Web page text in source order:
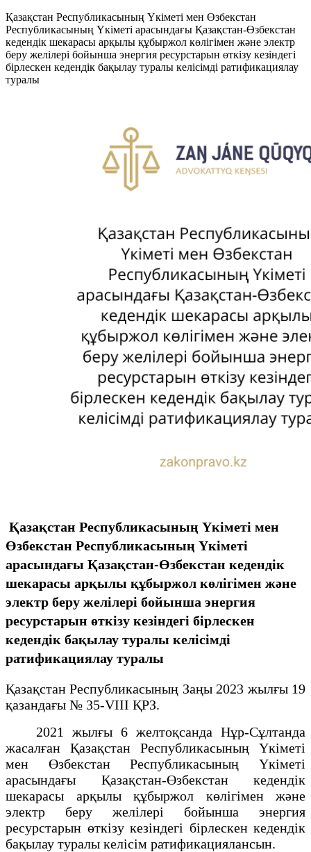
Қазақстан Республикасының Үкіметі мен Өзбекстан
Республикасының Үкіметі арасындағы Қазақстан-Өзбекстан
кедендік шекарасы арқылы құбыржол көлігімен және электр
беру желілері бойынша энергия ресурстарын өткізу кезіндегі
бірлескен кедендік бақылау туралы келісімді ратификациялау
туралы
Қазақстан Республикасының Үкіметі мен
Өзбекстан Республикасының Үкіметі
арасындағы Қазақстан-Өзбекстан кедендік
шекарасы арқылы құбыржол көлігімен және
электр беру желілері бойынша энергия
ресурстарын өткізу кезіндегі бірлескен
кедендік бақылау туралы келісімді
ратификациялау туралы
Қазақстан Республикасының Заңы 2023 жылғы 19
қазандағы № 35-VIII ҚРЗ.
2021 жылғы 6 желтоқсанда Нұр-Сұлтанда
жасалған Қазақстан Республикасының Үкіметі
мен Өзбекстан Республикасының Үкіметі
арасындағы Қазақстан-Өзбекстан кедендік
шекарасы арқылы құбыржол көлігімен және
электр беру желілері бойынша энергия
ресурстарын өткізу кезіндегі бірлескен кедендік
бақылау туралы келісім ратификациялансын.